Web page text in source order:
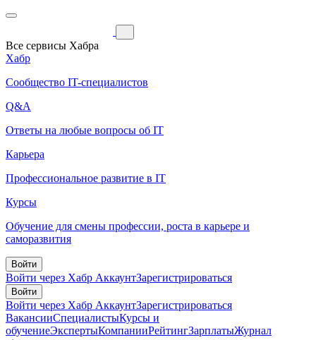
Все сервисы Хабра
Хабр
Сообщество IT-специалистов
Q&A
Ответы на любые вопросы об IT
Карьера
Профессиональное развитие в IT
Курсы
Обучение для смены профессии, роста в карьере и
саморазвития
Войти
Войти через Хабр АккаунтЗарегистрироваться
Войти
Войти через Хабр АккаунтЗарегистрироваться
ВакансииСпециалистыКурсы и
обучениеЭкспертыКомпанииРейтингЗарплатыЖурнал